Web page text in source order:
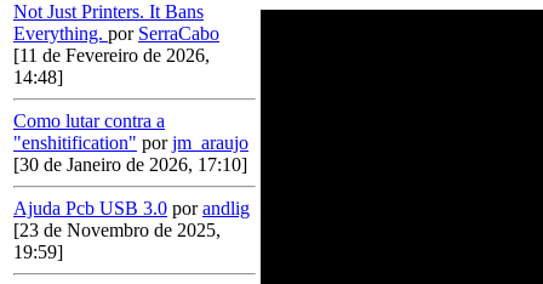
Not Just Printers. It Bans
Everything. por SerraCabo
[11 de Fevereiro de 2026,
14:48]
Como lutar contra a
"enshitification" porjm_araujo
[30 de Janeiro de 2026, 17:10]
Ajuda Pcb USB 3.0 porandlig
[23 de Novembro de 2025,
19:59]